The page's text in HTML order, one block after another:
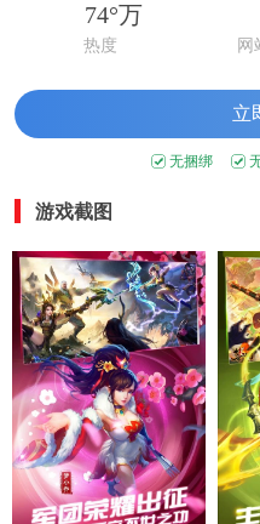
74°万
热度 网
立
无捆绑
游戏截图